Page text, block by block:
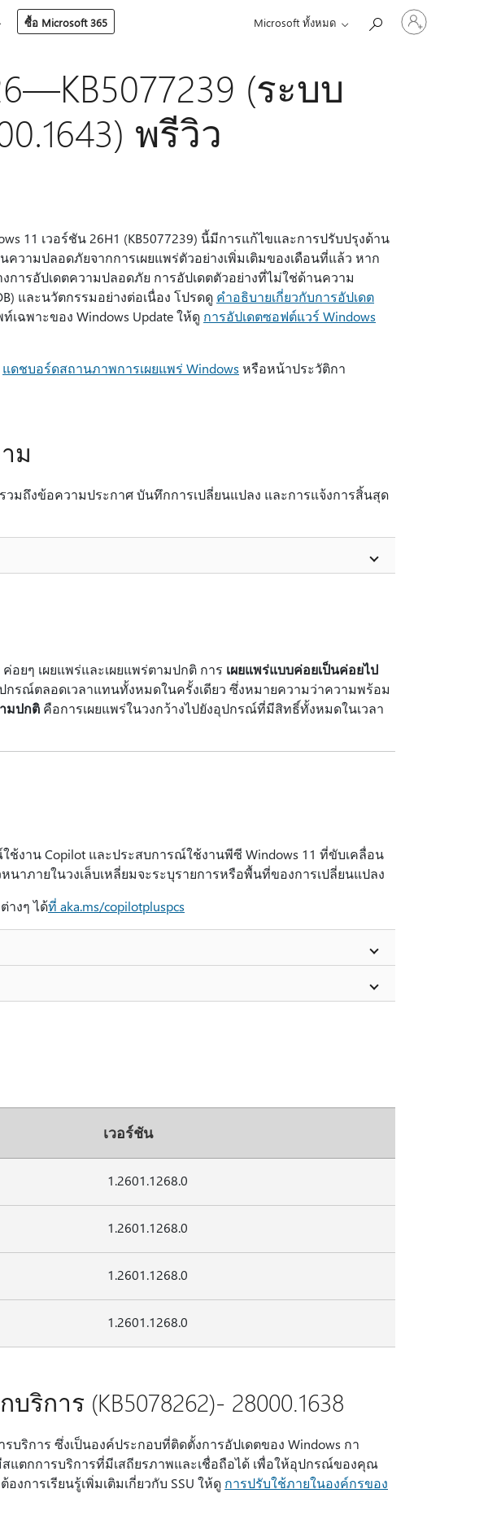
ซื้อ Microsoft 365 Microsoft ทั้งหมด
ลงชื่อ
เข้า
(ระบบ
พรีวิว
11 เวอร์ชัน 26H1 (KB5077239) นี้มีการแก้ไขและการปรับปรุงด้าน
วามปลอดภัยจากการเผยแพร่ตัวอย่างเพิ่มเติมของเดือนที่แล้ว หาก
การอัปเดตความปลอดภัย การอัปเดตตัวอย่างที่ไม่ใช่ด้านความ
และนวัตกรรมอย่างต่อเนื่อง โปรดดู คําอธิบายเกี่ยวกับการอัปเดต
ฉพาะของ Windows Update ให้ดู การอัปเดตซอฟต์แวร์ Windows
แดชบอร์ดสถานภาพการเผยแพร่ Windows หรือหน้าประวัติกา
ม
มถึงข้อความประกาศ บันทึกการเปลี่ยนแปลง และการแจ้งการสิ้นสุด
อยๆ เผยแพร่และเผยแพร่ตามปกติ การ เผยแพร่แบบค่อยเป็นค่อยไป
ปกรณ์ตลอดเวลาแทนทั้งหมดในครั้งเดียว ซึ่งหมายความว่าความพร้อม
มปกติ คือการเผยแพร่ในวงกว้างไปยังอุปกรณ์ที่มีสิทธิ์ทั้งหมดในเวลา
าน Copilot และประสบการณ์ใช้งานพีซี Windows 11 ที่ขับเคลื่อน
าภายในวงเล็บเหลี่ยมจะระบุรายการหรือพื้นที่ของการเปลี่ยนแปลง
างๆ ได้ที่ aka.ms/copilotpluspcs
เวอร์ชัน
1.2601.1268.0
1.2601.1268.0
1.2601.1268.0
1.2601.1268.0
ริการ (KB5078262)- 28000.1638
ริการ ซึ่งเป็นองค์ประกอบที่ติดตั้งการอัปเดตของ Windows กา
แตกการบริการที่มีเสถียรภาพและเชื่อถือได้ เพื่อให้อุปกรณ์ของคุณ
งการเรียนรู้เพิ่มเติมเกี่ยวกับ SSU ให้ดู การปรับใช้ภายในองค์กรของ